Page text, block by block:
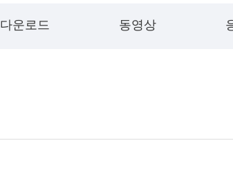
다운로드 동영상